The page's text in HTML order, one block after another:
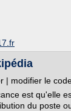
| modifier le
est qu'elle
du poste